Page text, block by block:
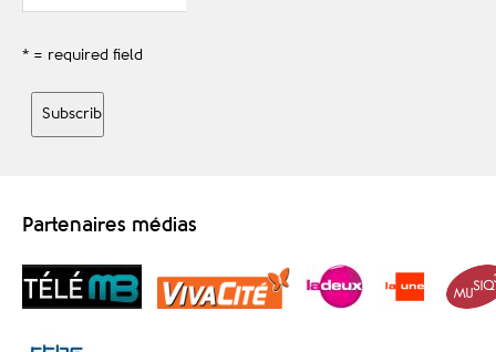
* = required field
Partenaires médias